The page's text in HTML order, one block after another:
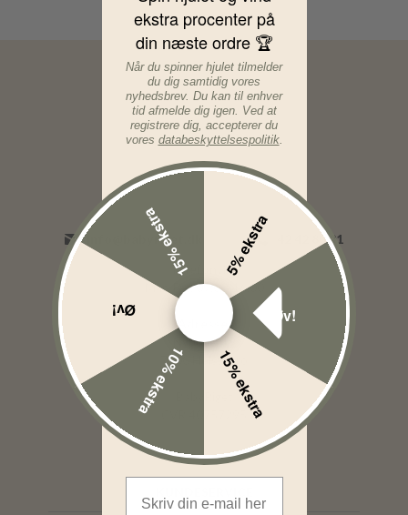
info@babyriget.dk 42 42 80 01
Telefontid:
Man-Fre: 09:00-16:00
Adresse:
Nybovej 19
7500 Holstebro
ekstra procenter på
din næste ordre 🏆
Når du spinner hjulet tilmelder
du dig samtidig vores
nyhedsbrev. Du kan til enhver
tid afmelde dig igen. Ved at
registrere dig, accepterer du
vores databeskyttelsespolitik.
5% ekstra
Øv!
15% ekstra
10% ekstra
Øv!
15% ekstra